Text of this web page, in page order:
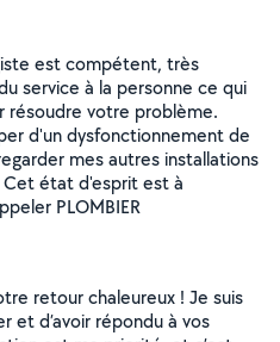
est compétent, très
service à la personne ce qui
résoudre votre problème.
d'un dysfonctionnement de
mes autres installations
état d'esprit est à
PLOMBIER
retour chaleureux ! Je suis
et d’avoir répondu à vos